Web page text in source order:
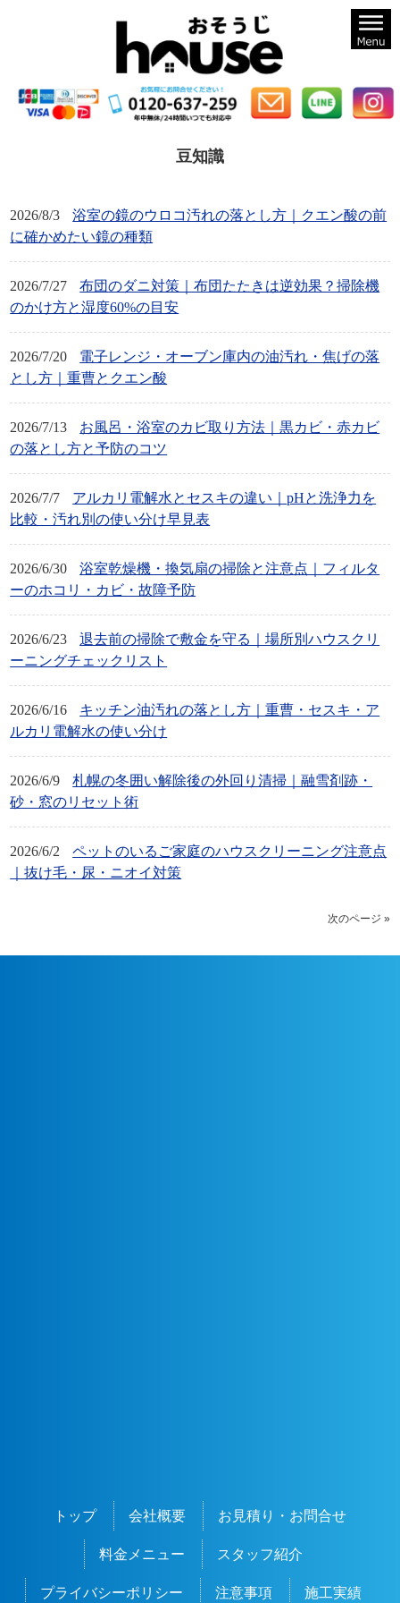
豆知識
2026/8/3
浴室の鏡のウロコ汚れの落とし方｜クエン酸の前
に確かめたい鏡の種類
2026/7/27
布団のダニ対策｜布団たたきは逆効果？掃除機
のかけ方と湿度60%の目安
2026/7/20
電子レンジ・オーブン庫内の油汚れ・焦げの落
とし方｜重曹とクエン酸
2026/7/13
お風呂・浴室のカビ取り方法｜黒カビ・赤カビ
の落とし方と予防のコツ
2026/7/7
アルカリ電解水とセスキの違い｜pHと洗浄力を
比較・汚れ別の使い分け早見表
2026/6/30
浴室乾燥機・換気扇の掃除と注意点｜フィルタ
ーのホコリ・カビ・故障予防
2026/6/23
退去前の掃除で敷金を守る｜場所別ハウスクリ
ーニングチェックリスト
2026/6/16
キッチン油汚れの落とし方｜重曹・セスキ・ア
ルカリ電解水の使い分け
2026/6/9
札幌の冬囲い解除後の外回り清掃｜融雪剤跡・
砂・窓のリセット術
2026/6/2
ペットのいるご家庭のハウスクリーニング注意点
｜抜け毛・尿・ニオイ対策
次のページ »
トップ 会社概要 お見積り・お問合せ
料金メニュー スタッフ紹介
プライバシーポリシー 注意事項 施工実績